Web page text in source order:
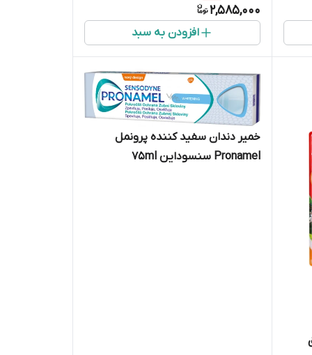
2,585,000
افزودن به سبد
خمیر دندان سفید کننده پرونمل
Pronamel سنسوداین 75ml